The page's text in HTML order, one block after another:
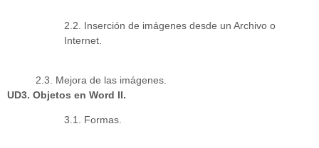
2.2. Inserción de imágenes desde un Archivo o
Internet.
2.3. Mejora de las imágenes.
UD3. Objetos en Word II.
3.1. Formas.